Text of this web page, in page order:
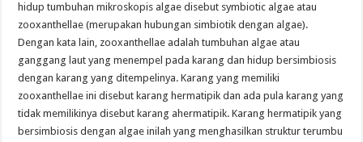
hidup tumbuhan mikroskopis algae disebut symbiotic algae atau
zooxanthellae (merupakan hubungan simbiotik dengan algae).
Dengan kata lain, zooxanthellae adalah tumbuhan algae atau
ganggang laut yang menempel pada karang dan hidup bersimbiosis
dengan karang yang ditempelinya. Karang yang memiliki
zooxanthellae ini disebut karang hermatipik dan ada pula karang yang
tidak memilikinya disebut karang ahermatipik. Karang hermatipik yang
bersimbiosis dengan algae inilah yang menghasilkan struktur terumbu